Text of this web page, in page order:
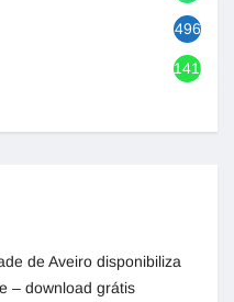
496
1416
de Aveiro disponibiliza
– download grátis